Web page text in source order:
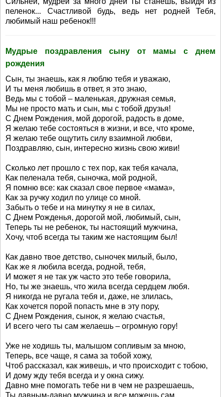
пеленок... Счастливой будь, ведь нет родней Тебя,
любимый наш ребенок!!!
Мудрые поздравления сыну от мамы с днем
рождения
Сын, ты знаешь, как я люблю тебя и уважаю,
И ты меня любишь в ответ, я это знаю,
Ведь мы с тобой – маленькая, дружная семья,
Мы не просто мать и сын, мы с тобой друзья!
С Днем Рождения, мой дорогой, радость в доме,
Я желаю тебе состояться в жизни, и все, что кроме,
Я желаю тебе ощутить силу взаимной любви,
Поздравляю, сын, интересно жизнь свою живи!
Сколько лет прошло с тех пор, как тебя качала,
Как пеленала тебя, сыночка, мой родной,
Я помню все: как сказал свое первое «мама»,
Как за ручку ходил по улице со мной.
Забыть о тебе и на минутку я не в силах,
С Днем Рожденья, дорогой мой, любимый, сын,
Теперь ты не ребенок, ты настоящий мужчина,
Хочу, чтоб всегда ты таким же настоящим был!
Как давно твое детство, сыночек милый, было,
Как же я любила всегда, родной, тебя,
И может я не так уж часто это тебе говорила,
Но, ты же знаешь, что жила всегда сердцем любя.
Я никогда не ругала тебя и, даже, не злилась,
Как хочется порой попасть мне в эту пору,
С Днем Рождения, сынок, я желаю счастья,
И всего чего ты сам желаешь – огромную гору!
Уже не ходишь ты, малышом сопливым за мною,
Теперь, все чаще, я сама за тобой хожу,
Чтоб рассказал, как живешь, и что происходит с тобою,
И дому жду тебя всегда и у окна сижу.
Давно мне помогать тебе ни в чем не разрешаешь,
Ты давным-давно мужчина и все можешь сам,